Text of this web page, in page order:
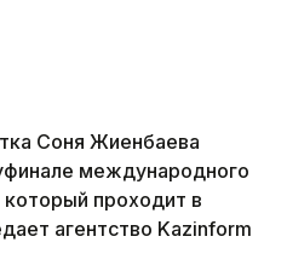
Соня Жиенбаева
международного
который проходит в
агентство Kazinform